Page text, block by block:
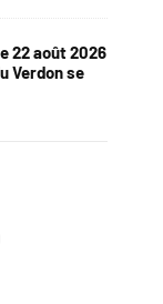
22 août 2026
Verdon se